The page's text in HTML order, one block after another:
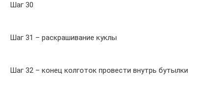
Шаг 30
Шаг 31 – раскрашивание куклы
Шаг 32 – конец колготок провести внутрь бутылки